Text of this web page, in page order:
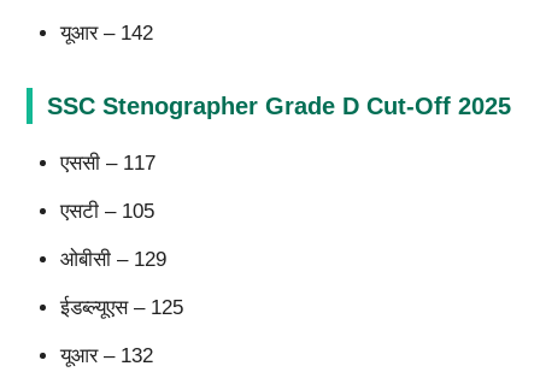
यूआर – 142
SSC Stenographer Grade D Cut-Off 2025
एससी – 117
एसटी – 105
ओबीसी – 129
ईडब्ल्यूएस – 125
यूआर – 132